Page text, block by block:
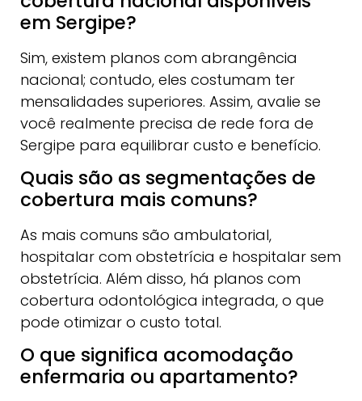
em Sergipe?
Sim, existem planos com abrangência
nacional; contudo, eles costumam ter
mensalidades superiores. Assim, avalie se
você realmente precisa de rede fora de
Sergipe para equilibrar custo e benefício.
Quais são as segmentações de
cobertura mais comuns?
As mais comuns são ambulatorial,
hospitalar com obstetrícia e hospitalar sem
obstetrícia. Além disso, há planos com
cobertura odontológica integrada, o que
pode otimizar o custo total.
O que significa acomodação
enfermaria ou apartamento?